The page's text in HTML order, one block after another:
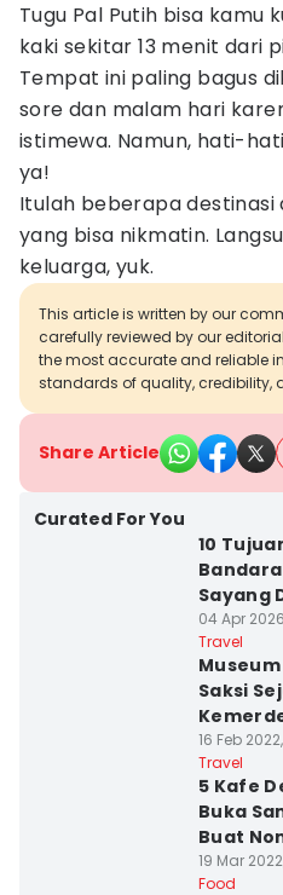
Tugu Pal Putih bisa kamu
kaki sekitar 13 menit dari
Tempat ini paling bagus
sore dan malam hari
istimewa. Namun, hati-
ya!
Itulah beberapa destinasi
yang bisa nikmatin.
keluarga, yuk.
This article is written by our
carefully reviewed by our
the most accurate and reliable
standards of quality, credibility,
Share Article
Curated For You
10
Sayang
04 Apr
Travel
Saksi
16 Feb
Travel
5 Kafe
Buka
Buat
19 Mar
Food